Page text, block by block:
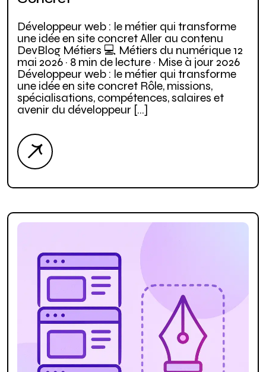
Développeur web : le métier qui transforme
une idée en site concret Aller au contenu
DevBlog Métiers 💻 Métiers du numérique 12
mai 2026 · 8 min de lecture · Mise à jour 2026
Développeur web : le métier qui transforme
une idée en site concret Rôle, missions,
spécialisations, compétences, salaires et
avenir du développeur […]